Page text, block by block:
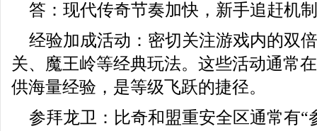
答：现代传奇节奏加快，新手追赶机
经验加成活动：密切关注游戏内的双
关、魔王岭等经典玩法。这些活动通常
供海量经验，是等级飞跃的捷径。
参拜龙卫：比奇和盟重安全区通常有“